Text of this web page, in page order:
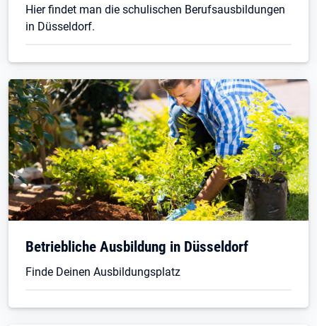
Hier findet man die schulischen Berufsausbildungen
in Düsseldorf.
Betriebliche Ausbildung in Düsseldorf
Finde Deinen Ausbildungsplatz